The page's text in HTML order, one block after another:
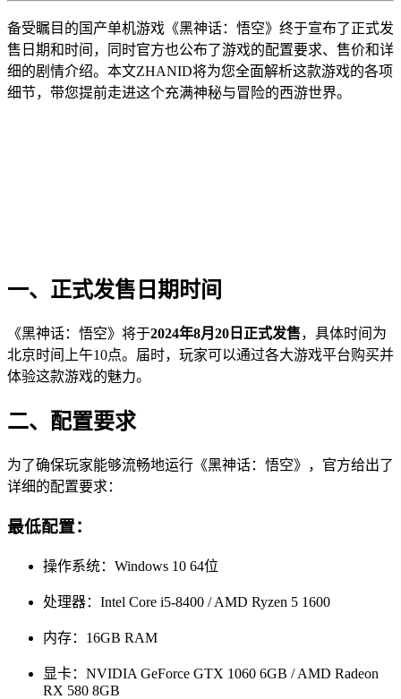
备受瞩目的国产单机游戏《黑神话：悟空》终于宣布了正式发
售日期和时间，同时官方也公布了游戏的配置要求、售价和详
细的剧情介绍。本文ZHANID将为您全面解析这款游戏的各项
细节，带您提前走进这个充满神秘与冒险的西游世界。
一、正式发售日期时间
《黑神话：悟空》将于2024年8月20日正式发售，具体时间为
北京时间上午10点。届时，玩家可以通过各大游戏平台购买并
体验这款游戏的魅力。
二、配置要求
为了确保玩家能够流畅地运行《黑神话：悟空》，官方给出了
详细的配置要求：
最低配置：
操作系统：Windows 10 64位
处理器：Intel Core i5-8400 / AMD Ryzen 5 1600
内存：16GB RAM
显卡：NVIDIA GeForce GTX 1060 6GB / AMD Radeon
RX 580 8GB